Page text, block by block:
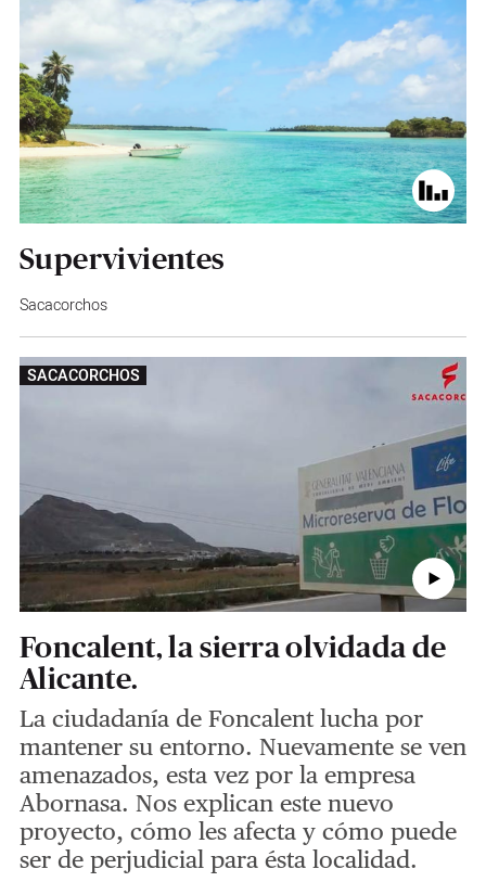
Supervivientes
Sacacorchos
SACACORCHOS
Foncalent, la sierra olvidada de
Alicante.
La ciudadanía de Foncalent lucha por
mantener su entorno. Nuevamente se ven
amenazados, esta vez por la empresa
Abornasa. Nos explican este nuevo
proyecto, cómo les afecta y cómo puede
ser de perjudicial para ésta localidad.